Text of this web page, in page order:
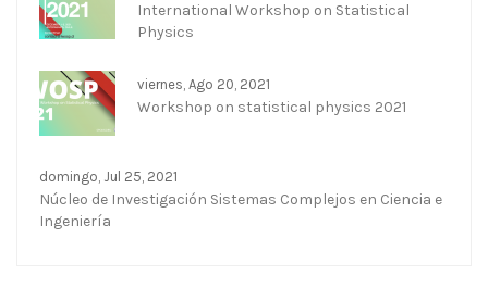
International Workshop on Statistical
Physics
viernes, Ago 20, 2021
Workshop on statistical physics 2021
domingo, Jul 25, 2021
Núcleo de Investigación Sistemas Complejos en Ciencia e
Ingeniería